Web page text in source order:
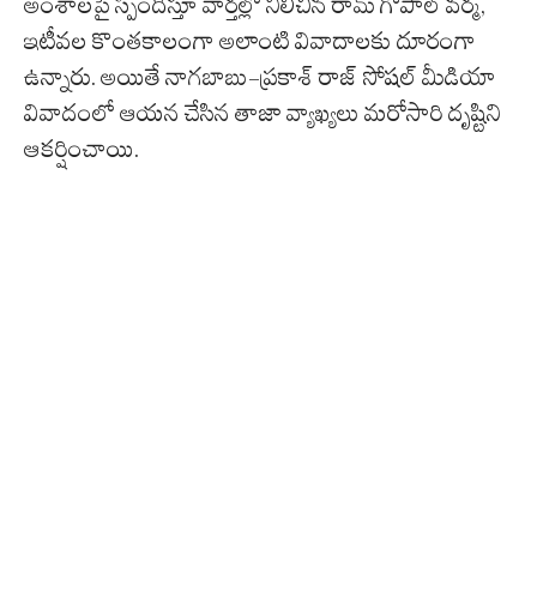
ఇటీవల కొంతకాలంగా అలాంటి వివాదాలకు దూరంగా
ఉన్నారు. అయితే నాగబాబు-ప్రకాశ్ రాజ్ సోషల్ మీడియా
వివాదంలో ఆయన చేసిన తాజా వ్యాఖ్యలు మరోసారి దృష్టిని
ఆకర్షించాయి.